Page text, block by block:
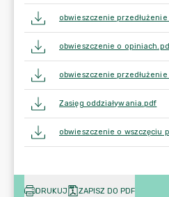
obwieszczenie
obwieszczenie o
obwieszczenie
Zasięg oddziaływania.pdf
obwieszczenie o wszczęciu
DRUKUJ ZAPISZ DO PDF